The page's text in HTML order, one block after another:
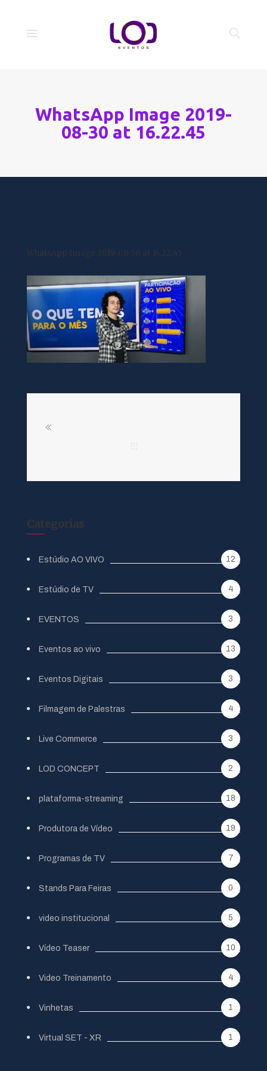
WhatsApp Image 2019-
08-30 at 16.22.45
WhatsApp Image 2019-08-30 at 16.22.45
Categorias
Estúdio AO VIVO 12
Estúdio de TV 4
EVENTOS 3
Eventos ao vivo 13
Eventos Digitais 3
Filmagem de Palestras 4
Live Commerce 3
LOD CONCEPT 2
plataforma-streaming 18
Produtora de Vídeo 19
Programas de TV 7
Stands Para Feiras 0
video institucional 5
Vídeo Teaser 10
Video Treinamento 4
Vinhetas 1
Virtual SET - XR 1